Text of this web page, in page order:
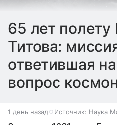
65 лет полету
Титова:
ответившая
вопрос
1 день назад Источник: Наука